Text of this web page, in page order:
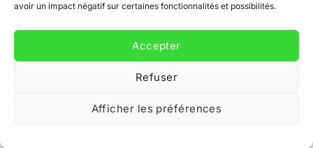
avoir un impact négatif sur certaines fonctionnalités et possibilités.
Accepter
Refuser
Afficher les préférences
Inscrivez-vous à notre newsletter et bénéficiez d'une
réduction de 10% sur votre première commande.
Adresse